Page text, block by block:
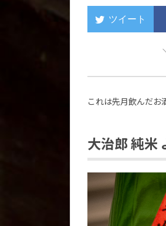
これは先月飲んだお
大治郎 純米